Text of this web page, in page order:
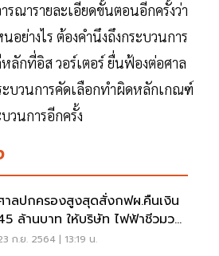
รณารายละเอียดขั้นตอนอีกครั้งว่า
อย่างไร ต้องคำนึงถึงกระบวนการ
ลักที่อิส วอร์เตอร์ ยื่นฟ้องต่อศาล
ะบวนการคัดเลือกทำผิดหลักเกณฑ์
วนการอีกครั้ง
าลปกครองสูงสุดสั่งกฟผ.คืนเงิน
ล้านบาท ให้บริษัท ไฟฟ้าชีวมวล
ำกัด
ก.ย. 2564 | 13:19 น.